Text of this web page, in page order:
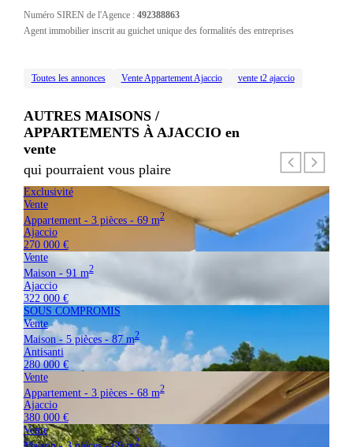
Numéro SIREN de l'Agence : 492388863
Agent immobilier inscrit au guichet unique des formalités des entreprises
Toutes les annonces Vente Appartement Ajaccio vente t2 ajaccio
AUTRES MAISONS /
APPARTEMENTS À AJACCIO en
vente
qui pourraient vous plaire
Exclusivité
Vente
Appartement - 3 pièces - 69 m2
Ajaccio
270 000 €
Vente
Maison - 91 m2
Ajaccio
322 000 €
SOUS COMPROMIS
Vente
Maison - 5 pièces - 87 m2
Antisanti
280 000 €
Vente
Appartement - 3 pièces - 68 m2
Ajaccio
380 000 €
Vente
2